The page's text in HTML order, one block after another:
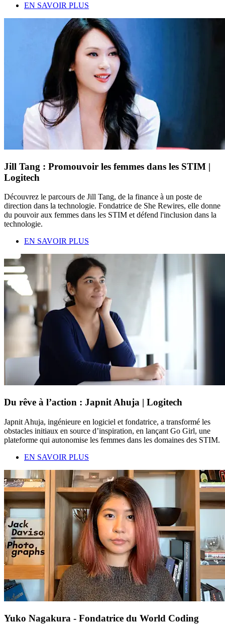
EN SAVOIR PLUS
Jill Tang : Promouvoir les femmes dans les STIM |
Logitech
Découvrez le parcours de Jill Tang, de la finance à un poste de
direction dans la technologie. Fondatrice de She Rewires, elle donne
du pouvoir aux femmes dans les STIM et défend l'inclusion dans la
technologie.
EN SAVOIR PLUS
Du rêve à l’action : Japnit Ahuja | Logitech
Japnit Ahuja, ingénieure en logiciel et fondatrice, a transformé les
obstacles initiaux en source d’inspiration, en lançant Go Girl, une
plateforme qui autonomise les femmes dans les domaines des STIM.
EN SAVOIR PLUS
Yuko Nagakura - Fondatrice du World Coding